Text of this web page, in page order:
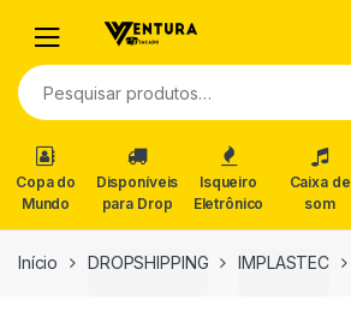
Pesquisar
por:
Copa do
Mundo
Disponíveis
para Drop
Isqueiro
Eletrônico
Caixa de
som
Início DROPSHIPPING IMPLASTEC